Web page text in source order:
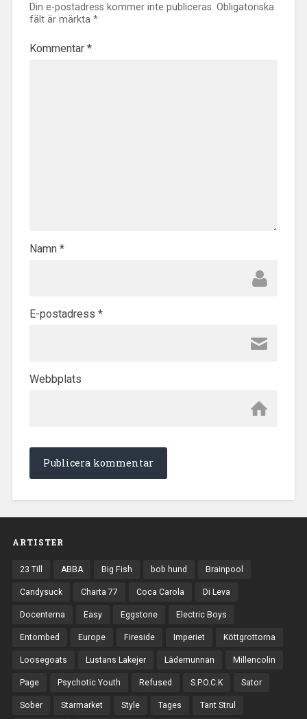
Din e-postadress kommer inte publiceras. Obligatoriska
fält är märkta *
Kommentar *
Namn *
E-postadress *
Webbplats
ARTISTER
23 Till ABBA Big Fish bob hund Brainpool
Candysuck Charta 77 Coca Carola Di Leva
Docenterna Easy Eggstone Electric Boys
Entombed Europe Fireside Imperiet Köttgrottorna
Loosegoats Lustans Lakejer Lädernunnan Millencolin
Page Psychotic Youth Refused S.P.O.C.K Sator
Sober Starmarket Style Tages Tant Strul